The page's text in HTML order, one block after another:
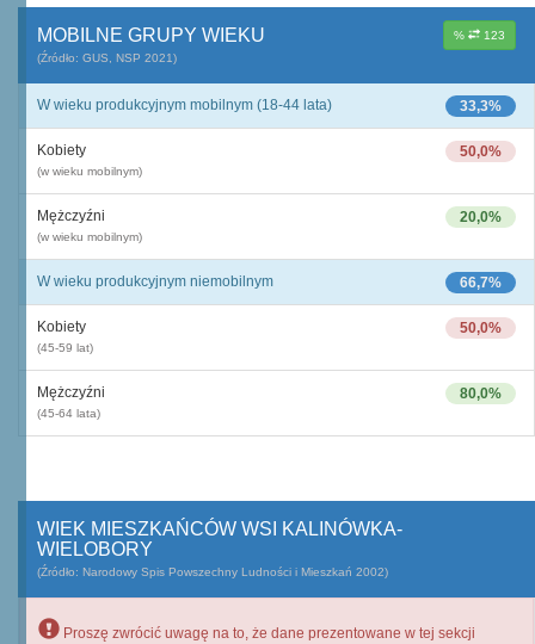
% 123
MOBILNE GRUPY WIEKU
(Źródło: GUS, NSP 2021)
33,3%
W wieku produkcyjnym mobilnym (18-44 lata)
50,0%
Kobiety
(w wieku mobilnym)
20,0%
Mężczyźni
(w wieku mobilnym)
66,7%
W wieku produkcyjnym niemobilnym
50,0%
Kobiety
(45-59 lat)
80,0%
Mężczyźni
(45-64 lata)
WIEK MIESZKAŃCÓW WSI KALINÓWKA-
WIELOBORY
(Źródło: Narodowy Spis Powszechny Ludności i Mieszkań 2002)
Proszę zwrócić uwagę na to, że dane prezentowane w tej sekcji